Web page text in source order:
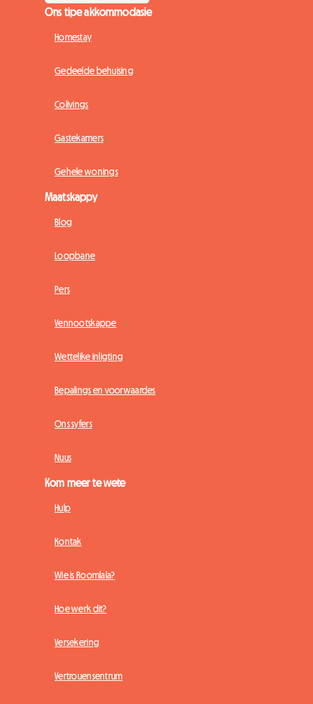
Ons tipe akkommodasie
Homestay
Gedeelde behuising
Colivings
Gastekamers
Gehele wonings
Maatskappy
Blog
Loopbane
Pers
Vennootskappe
Wettelike inligting
Bepalings en voorwaardes
Ons syfers
Nuus
Kom meer te wete
Hulp
Kontak
Wie is Roomlala?
Hoe werk dit?
Versekering
Vertrouensentrum